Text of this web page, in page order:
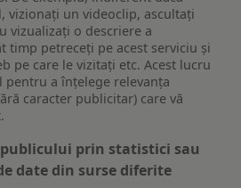
vizionați un videoclip, ascultați
vizualizați o descriere a
timp petreceți pe acest serviciu și
pe care le vizitați etc. Acest lucru
pentru a înțelege relevanța
caracter publicitar) care vă
prin statistici sau
date din surse diferite